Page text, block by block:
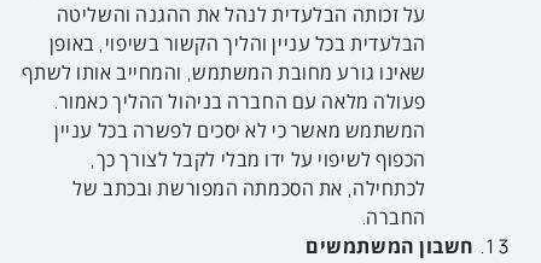
על זכותה הבלעדית לנהל את ההגנה והשליטה
הבלעדית בכל עניין והליך הקשור בשיפוי, באופן
שאינו גורע מחובת המשתמש, והמחייב אותו לשתף
פעולה מלאה עם החברה בניהול ההליך כאמור.
המשתמש מאשר כי לא יסכים לפשרה בכל עניין
הכפוף לשיפוי על ידו מבלי לקבל לצורך כך,
לכתחילה, את הסכמתה המפורשת ובכתב של
החברה.
חשבון המשתמשים